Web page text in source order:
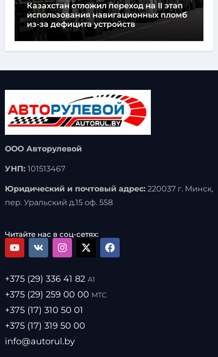
Казахстан отложил переход на II этап
использования навигационных пломб
из-за дефицита устройств
ООО Авторулевой
УНП: 101513467
Юридический и почтовый адрес:220037 г. Минск,
пер. Уральский д.15 оф. 558
Читайте нас в соц-сетях:
+375 (29) 336 41 82 А1
+375 (29) 259 00 00 МТС
+375 (17) 310 50 01
+375 (17) 319 50 00
info@autorul.by